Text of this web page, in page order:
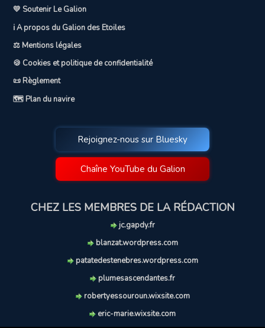
💛 Soutenir Le Galion
ℹ️ A propos du Galion des Etoiles
⚖️ Mentions légales
🍪 Cookies et politique de confidentialité
📜 Règlement
🗺️ Plan du navire
Rejoignez-nous sur Bluesky
Chaîne YouTube du Galion
CHEZ LES MEMBRES DE LA RÉDACTION
jc.gapdy.fr
blanzat.wordpress.com
patatedestenebres.wordpress.com
plumesascendantes.fr
robertyessouroun.wixsite.com
eric-marie.wixsite.com